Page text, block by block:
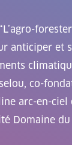
“L’agro-
anticiper et
co-
arc-en-ciel
Domaine